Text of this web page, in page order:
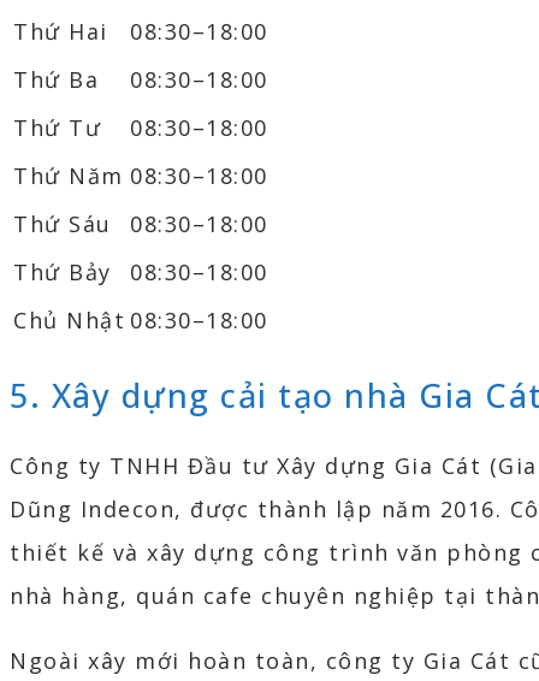
Thứ Hai
08:30–18:00
Thứ Ba
08:30–18:00
Thứ Tư
08:30–18:00
Thứ Năm 08:30–18:00
Thứ Sáu
08:30–18:00
Thứ Bảy
08:30–18:00
Chủ Nhật 08:30–18:00
5. Xây dựng cải tạo nhà Gia
Công ty TNHH Đầu tư Xây dựng Gia Cát
Dũng Indecon, được thành lập năm 2016.
thiết kế và xây dựng công trình văn
nhà hàng, quán cafe chuyên nghiệp tại
Ngoài xây mới hoàn toàn, công ty Gia Cát